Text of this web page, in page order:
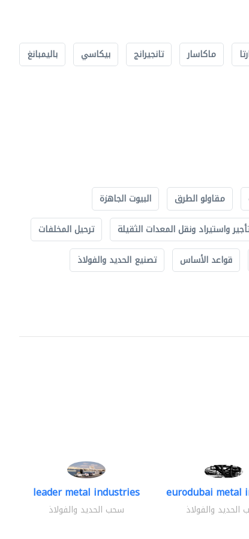
ماكاسار تانجيرانج بيكاسي باليمبانغ
مقاولو الطرق
البيوت الجاهزة
واستيراد ونقل المعدات الثقيلة
ترحيل المخلفات
قواعد الأساس
تصنيع الحديد والفولاذ
leader metal industries
سحب الحديد والفولاذ
eurodubai metal
والفولاذ